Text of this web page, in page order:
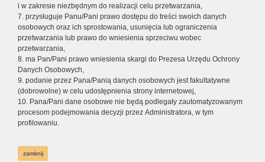
i w zakresie niezbędnym do realizacji celu przetwarzania,
7. przysługuje Panu/Pani prawo dostępu do treści swoich danych
osobowych oraz ich sprostowania, usunięcia lub ograniczenia
przetwarzania lub prawo do wniesienia sprzeciwu wobec
przetwarzania,
8. ma Pan/Pani prawo wniesienia skargi do Prezesa Urzędu Ochrony
Danych Osobowych,
9. podanie przez Pana/Panią danych osobowych jest fakultatywne
(dobrowolne) w celu udostępnienia strony internetowej,
10. Pana/Pani dane osobowe nie będą podlegały zautomatyzowanym
procesom podejmowania decyzji przez Administratora, w tym
profilowaniu.
zamknij